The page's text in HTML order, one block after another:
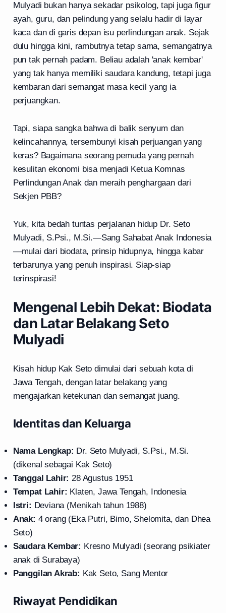
Mulyadi bukan hanya sekadar psikolog, tapi juga figur
ayah, guru, dan pelindung yang selalu hadir di layar
kaca dan di garis depan isu perlindungan anak. Sejak
dulu hingga kini, rambutnya tetap sama, semangatnya
pun tak pernah padam. Beliau adalah 'anak kembar'
yang tak hanya memiliki saudara kandung, tetapi juga
kembaran dari semangat masa kecil yang ia
perjuangkan.
Tapi, siapa sangka bahwa di balik senyum dan
kelincahannya, tersembunyi kisah perjuangan yang
keras? Bagaimana seorang pemuda yang pernah
kesulitan ekonomi bisa menjadi Ketua Komnas
Perlindungan Anak dan meraih penghargaan dari
Sekjen PBB?
Yuk, kita bedah tuntas perjalanan hidup Dr. Seto
Mulyadi, S.Psi., M.Si.—Sang Sahabat Anak Indonesia
—mulai dari biodata, prinsip hidupnya, hingga kabar
terbarunya yang penuh inspirasi. Siap-siap
terinspirasi!
Mengenal Lebih Dekat: Biodata
dan Latar Belakang Seto
Mulyadi
Kisah hidup Kak Seto dimulai dari sebuah kota di
Jawa Tengah, dengan latar belakang yang
mengajarkan ketekunan dan semangat juang.
Identitas dan Keluarga
Nama Lengkap: Dr. Seto Mulyadi, S.Psi., M.Si.
(dikenal sebagai Kak Seto)
Tanggal Lahir: 28 Agustus 1951
Tempat Lahir: Klaten, Jawa Tengah, Indonesia
Istri: Deviana (Menikah tahun 1988)
Anak: 4 orang (Eka Putri, Bimo, Shelomita, dan Dhea
Seto)
Saudara Kembar: Kresno Mulyadi (seorang psikiater
anak di Surabaya)
Panggilan Akrab: Kak Seto, Sang Mentor
Riwayat Pendidikan